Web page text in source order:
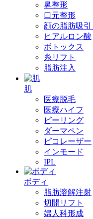
鼻整形
口元整形
顔の脂肪吸
ヒアルロン酸
ボトックス
糸リフト
脂肪注入
肌
医療脱毛
医療ハイフ
ピーリング
ダーマペン
ピコレーザー
インモード
IPL
ボディ
脂肪溶解注射
切開リフト
婦人科形成